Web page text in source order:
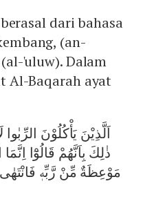
dari bahasa
(an-
'uluw). Dalam
Al-Baqarah ayat
اَلَّذِيْنَ يَأْكُلُوْنَ
ذٰلِكَ بِاَنَّهُمْ قَالُوْٓا
مَوْعِظَةٌ مِّنْ رَّبِّهٖ